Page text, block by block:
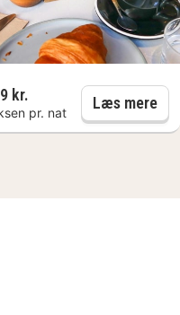
aftensmad
kr.
pr. nat
Læs mere